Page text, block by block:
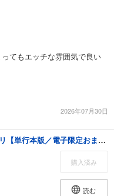
てもエッチな雰囲気で良い
2026年07月30日
コンプレックスラボラトリ【単行本版／電子限定おまけ付き】
購入済み
読む